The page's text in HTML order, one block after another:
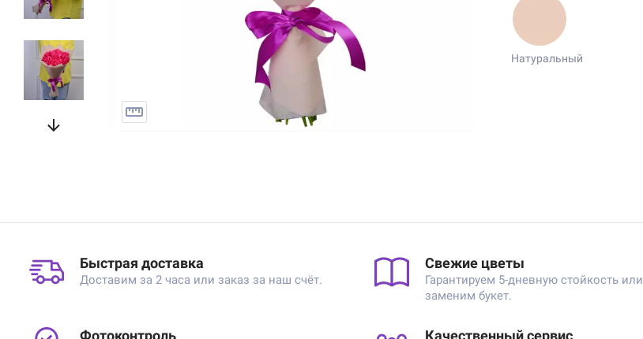
Натуральный
Быстрая доставка
Доставим за 2 часа или заказ за наш счёт.
Свежие цветы
Гарантируем 5-дневную стойкость или
заменим букет.
Фотоконтроль Качественный сервис